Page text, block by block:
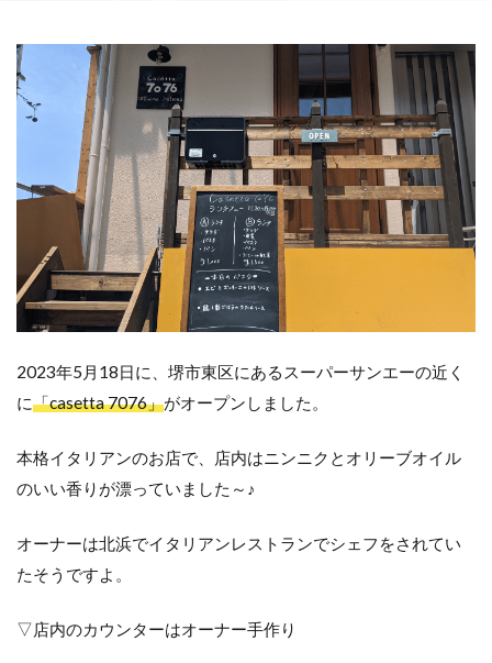
2023年5月18日に、堺市東区にあるスーパーサンエーの近く
に「casetta 7076」がオープンしました。
本格イタリアンのお店で、店内はニンニクとオリーブオイル
のいい香りが漂っていました～♪
オーナーは北浜でイタリアンレストランでシェフをされてい
たそうですよ。
▽店内のカウンターはオーナー手作り